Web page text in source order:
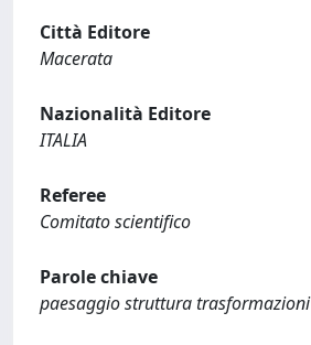
Città Editore
Macerata
Nazionalità Editore
ITALIA
Referee
Comitato scientifico
Parole chiave
paesaggio struttura trasformazioni